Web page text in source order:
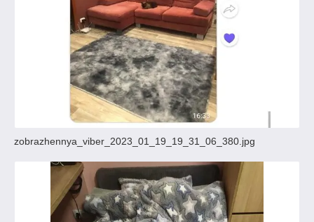
zobrazhennya_viber_2023_01_19_19_31_06_380.jpg